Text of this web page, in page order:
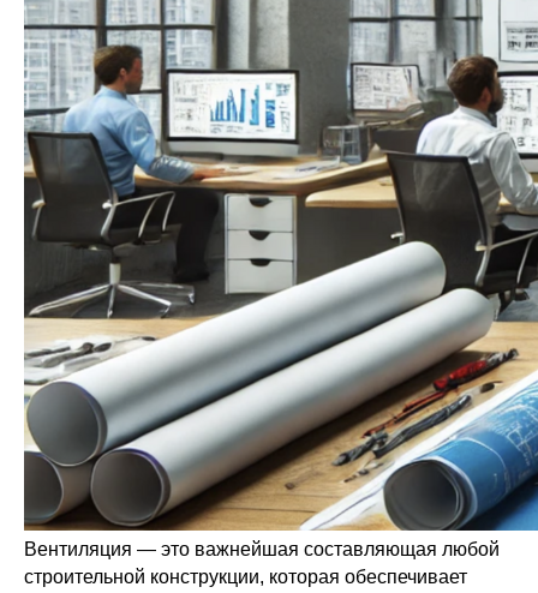
Вентиляция — это важнейшая составляющая любой
строительной конструкции, которая обеспечивает